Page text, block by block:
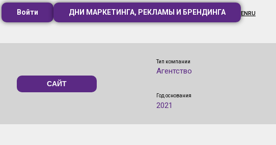
Войти ДНИ МАРКЕТИНГА, РЕКЛАМЫ И БРЕНДИНГА EN RU
САЙТ
Тип компании
Год основания
Агентство
2021